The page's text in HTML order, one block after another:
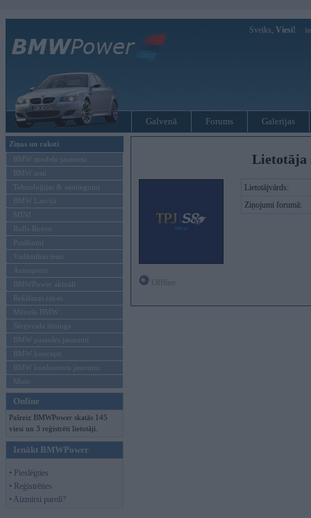
Sveiks, Viesi!
Galvenā Forums Galerijas
Ziņas un raksti
BMW modeļu jaunumi
BMW testi
Tehnoloģijas & sasniegumi
BMW Latvijā
MINI
Rolls-Royce
Pasākumi
Vadāmības tests
Autosports
BMWPower aktuāli
Reklāmas raksti
Mēneša BMW
Sērijveida tūnings
BMW pasaules jaunumi
BMW koncepti
BMW konkurentu jaunumi
Moto
Online
Pašreiz BMWPower skatās 145
viesi un 3 reģistrēti lietotāji.
Ienākt BMWPower
• Pieslēgties
• Reģistrēties
• Aizmirsi paroli?
Lietotāja
Lietotājvārds:
Ziņojumi forumā: